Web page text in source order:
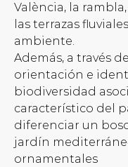
València, la
las terrazas
ambiente.
Además, a través
orientación e
biodiversidad
característico del
diferenciar un
jardín
ornamentales